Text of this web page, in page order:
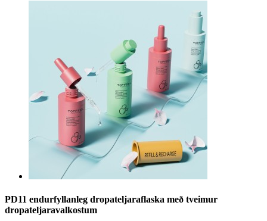
PD11 endurfyllanleg dropateljaraflaska með tveimur
dropateljaravalkostum